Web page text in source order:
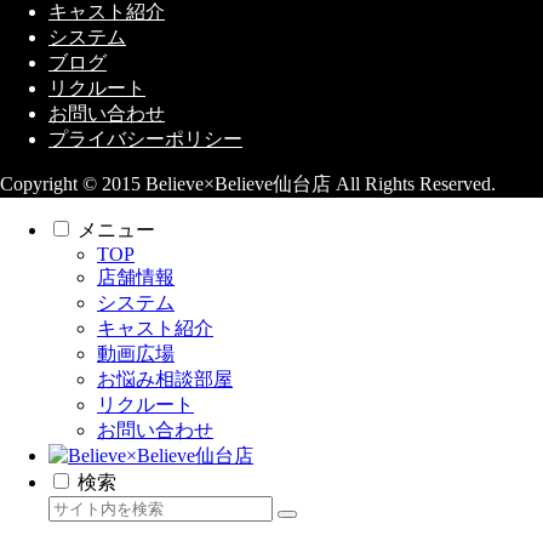
キャスト紹介
システム
ブログ
リクルート
お問い合わせ
プライバシーポリシー
Copyright © 2015 Believe×Believe仙台店 All Rights Reserved.
メニュー
TOP
店舗情報
システム
キャスト紹介
動画広場
お悩み相談部屋
リクルート
お問い合わせ
検索